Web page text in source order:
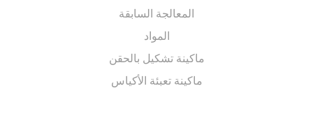
المعالجة السابقة
ماكينة تشكيل بالحقن
ماكينة تعبئة الأكياس